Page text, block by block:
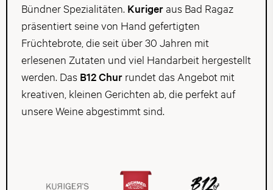
Bündner Spezialitäten. Kurigeraus Bad Ragaz
präsentiert seine von Hand gefertigten
Früchtebrote, die seit über 30 Jahren mit
erlesenen Zutaten und viel Handarbeit hergestellt
werden. Das B12 Chur rundet das Angebot mit
kreativen, kleinen Gerichten ab, die perfekt auf
unsere Weine abgestimmt sind.